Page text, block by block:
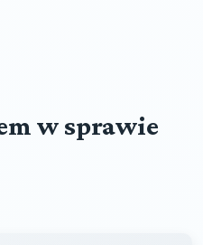
w sprawie